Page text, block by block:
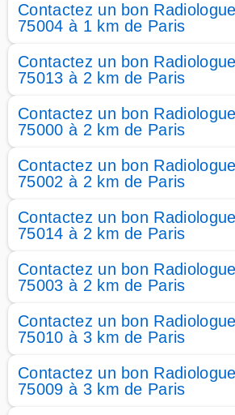
Contactez un bon
75004 à 1 km de Paris
Contactez un bon
75013 à 2 km de Paris
Contactez un bon
75000 à 2 km de Paris
Contactez un bon
75002 à 2 km de Paris
Contactez un bon
75014 à 2 km de Paris
Contactez un bon
75003 à 2 km de Paris
Contactez un bon
75010 à 3 km de Paris
Contactez un bon
75009 à 3 km de Paris